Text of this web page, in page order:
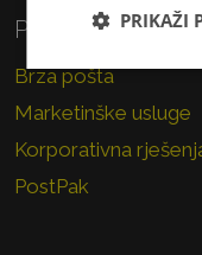
Poslovni
Brza pošta
Marketinške usluge
Korporativna
PostPak
PRIKAŽI